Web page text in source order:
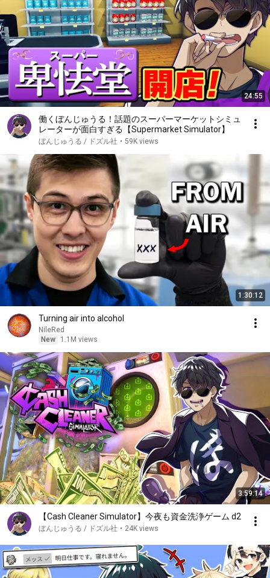
24:55
働くぼんじゅうる！話題のスーパーマーケットシミュ
レーターが面白すぎる【Supermarket Simulator】
ぼんじゅうる / ドズル社 • 59K views
1:30:12
Turning air into alcohol
NileRed
New
1.1M views
3:59:14
【Cash Cleaner Simulator】今夜も資金洗浄ゲーム d2
ぼんじゅうる / ドズル社 • 24K views